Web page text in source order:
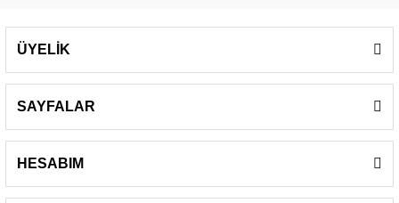
ÜYELİK
SAYFALAR
HESABIM